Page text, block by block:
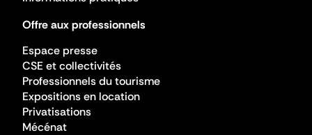
Offre aux professionnels
Espace presse
CSE et collectivités
Professionnels du tourisme
Expositions en location
Privatisations
Mécénat